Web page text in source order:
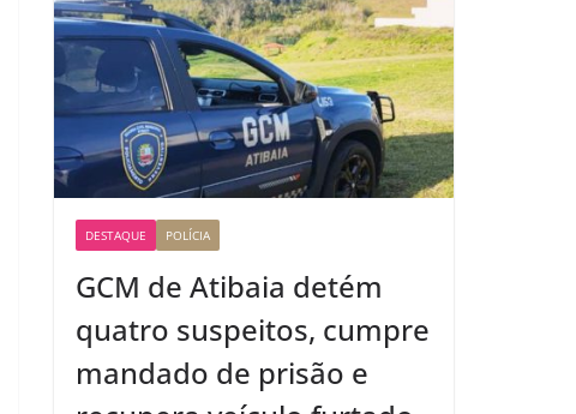
DESTAQUE POLÍCIA
GCM de Atibaia detém
quatro suspeitos, cumpre
mandado de prisão e